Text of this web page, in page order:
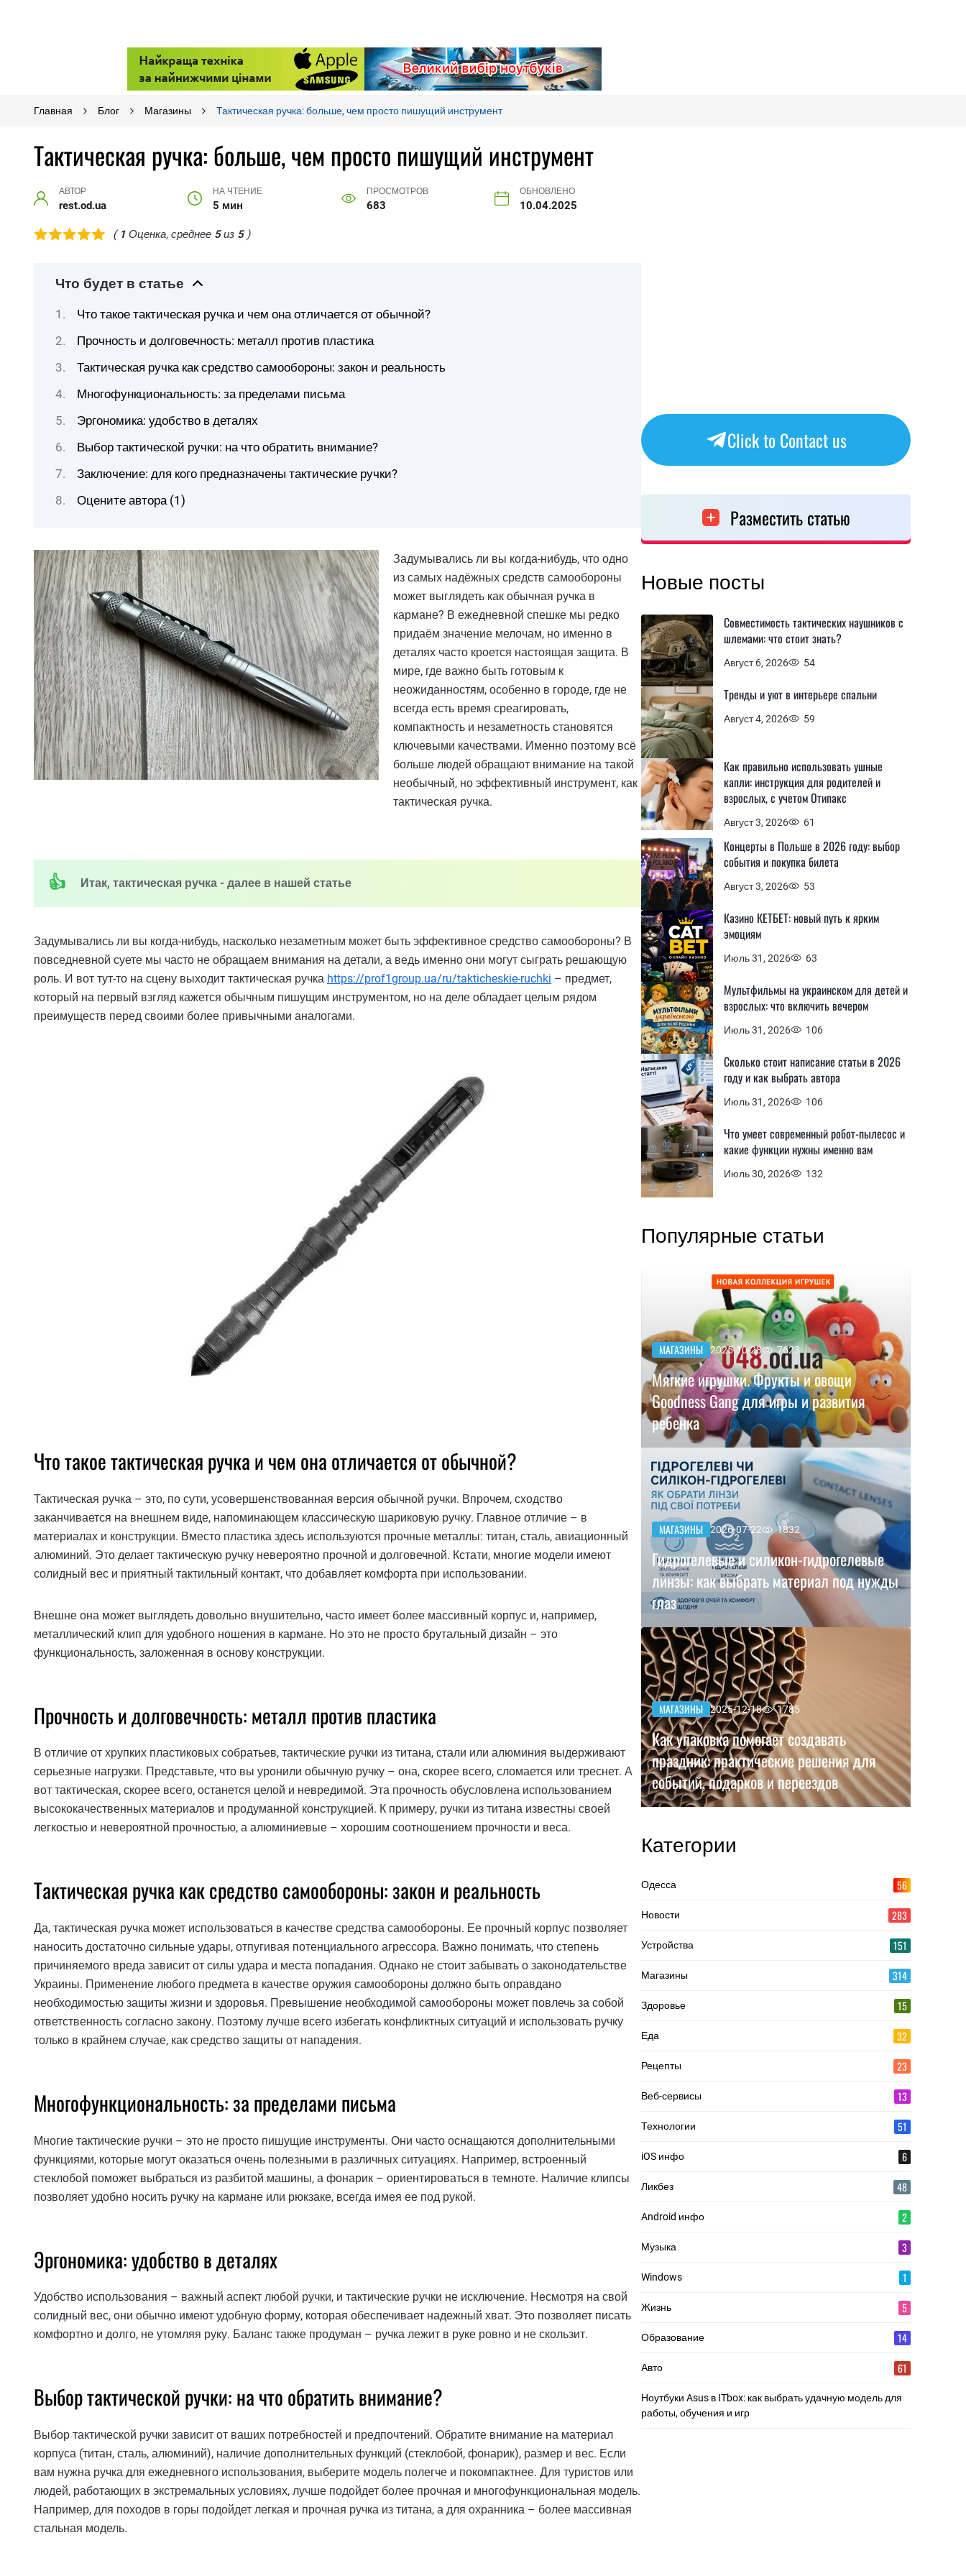
Главная Блог Магазины Тактическая ручка: больше, чем просто пишущий инструмент
Тактическая ручка: больше, чем просто пишущий инструмент
АВТОР
rest.od.ua
НА ЧТЕНИЕ
5 мин
ПРОСМОТРОВ
683
ОБНОВЛЕНО
10.04.2025
( 1 Оценка, среднее 5из 5)
Что будет в статье
Что такое тактическая ручка и чем она отличается от обычной?
Прочность и долговечность: металл против пластика
Тактическая ручка как средство самообороны: закон и реальность
Многофункциональность: за пределами письма
Эргономика: удобство в деталях
Выбор тактической ручки: на что обратить внимание?
Заключение: для кого предназначены тактические ручки?
Оцените автора (1)
Задумывались ли вы когда-нибудь, что одно
из самых надёжных средств самообороны
может выглядеть как обычная ручка в
кармане? В ежедневной спешке мы редко
придаём значение мелочам, но именно в
деталях часто кроется настоящая защита. В
мире, где важно быть готовым к
неожиданностям, особенно в городе, где не
всегда есть время среагировать,
компактность и незаметность становятся
ключевыми качествами. Именно поэтому всё
больше людей обращают внимание на такой
необычный, но эффективный инструмент, как
тактическая ручка.
Итак, тактическая ручка - далее в нашей статье
Задумывались ли вы когда-нибудь, насколько незаметным может быть эффективное средство самообороны? В
повседневной суете мы часто не обращаем внимания на детали, а ведь именно они могут сыграть решающую
роль. И вот тут-то на сцену выходит тактическая ручка https://prof1group.ua/ru/takticheskie-ruchki – предмет,
который на первый взгляд кажется обычным пишущим инструментом, но на деле обладает целым рядом
преимуществ перед своими более привычными аналогами.
Что такое тактическая ручка и чем она отличается от обычной?
Тактическая ручка – это, по сути, усовершенствованная версия обычной ручки. Впрочем, сходство
заканчивается на внешнем виде, напоминающем классическую шариковую ручку. Главное отличие – в
материалах и конструкции. Вместо пластика здесь используются прочные металлы: титан, сталь, авиационный
алюминий. Это делает тактическую ручку невероятно прочной и долговечной. Кстати, многие модели имеют
солидный вес и приятный тактильный контакт, что добавляет комфорта при использовании.
Внешне она может выглядеть довольно внушительно, часто имеет более массивный корпус и, например,
металлический клип для удобного ношения в кармане. Но это не просто брутальный дизайн – это
функциональность, заложенная в основу конструкции.
Прочность и долговечность: металл против пластика
В отличие от хрупких пластиковых собратьев, тактические ручки из титана, стали или алюминия выдерживают
серьезные нагрузки. Представьте, что вы уронили обычную ручку – она, скорее всего, сломается или треснет. А
вот тактическая, скорее всего, останется целой и невредимой. Эта прочность обусловлена использованием
высококачественных материалов и продуманной конструкцией. К примеру, ручки из титана известны своей
легкостью и невероятной прочностью, а алюминиевые – хорошим соотношением прочности и веса.
Тактическая ручка как средство самообороны: закон и реальность
Да, тактическая ручка может использоваться в качестве средства самообороны. Ее прочный корпус позволяет
наносить достаточно сильные удары, отпугивая потенциального агрессора. Важно понимать, что степень
причиняемого вреда зависит от силы удара и места попадания. Однако не стоит забывать о законодательстве
Украины. Применение любого предмета в качестве оружия самообороны должно быть оправдано
необходимостью защиты жизни и здоровья. Превышение необходимой самообороны может повлечь за собой
ответственность согласно закону. Поэтому лучше всего избегать конфликтных ситуаций и использовать ручку
только в крайнем случае, как средство защиты от нападения.
Многофункциональность: за пределами письма
Многие тактические ручки – это не просто пишущие инструменты. Они часто оснащаются дополнительными
функциями, которые могут оказаться очень полезными в различных ситуациях. Например, встроенный
стеклобой поможет выбраться из разбитой машины, а фонарик – ориентироваться в темноте. Наличие клипсы
позволяет удобно носить ручку на кармане или рюкзаке, всегда имея ее под рукой.
Эргономика: удобство в деталях
Удобство использования – важный аспект любой ручки, и тактические ручки не исключение. Несмотря на свой
солидный вес, они обычно имеют удобную форму, которая обеспечивает надежный хват. Это позволяет писать
комфортно и долго, не утомляя руку. Баланс также продуман – ручка лежит в руке ровно и не скользит.
Выбор тактической ручки: на что обратить внимание?
Выбор тактической ручки зависит от ваших потребностей и предпочтений. Обратите внимание на материал
корпуса (титан, сталь, алюминий), наличие дополнительных функций (стеклобой, фонарик), размер и вес. Если
вам нужна ручка для ежедневного использования, выберите модель полегче и покомпактнее. Для туристов или
людей, работающих в экстремальных условиях, лучше подойдет более прочная и многофункциональная модель.
Например, для походов в горы подойдет легкая и прочная ручка из титана, а для охранника – более массивная
стальная модель.
Click to Contact us
Разместить статью
Новые посты
Август 6, 2026 54
Совместимость тактических наушников с
шлемами: что стоит знать?
Август 4, 2026 59
Тренды и уют в интерьере спальни
Август 3, 2026 61
Как правильно использовать ушные
капли: инструкция для родителей и
взрослых, с учетом Отипакс
Август 3, 2026 53
Концерты в Польше в 2026 году: выбор
события и покупка билета
Июль 31, 2026 63
Казино КЕТБЕТ: новый путь к ярким
эмоциям
Июль 31, 2026 106
Мультфильмы на украинском для детей и
взрослых: что включить вечером
Июль 31, 2026 106
Сколько стоит написание статьи в 2026
году и как выбрать автора
Июль 30, 2026 132
Что умеет современный робот-пылесос и
какие функции нужны именно вам
Популярные статьи
МАГАЗИНЫ 2025-10-28 7623
Мягкие игрушки. Фрукты и овощи
Goodness Gang для игры и развития
ребенка
МАГАЗИНЫ 2026-07-22 1832
Гидрогелевые и силикон-гидрогелевые
линзы: как выбрать материал под нужды
глаз
МАГАЗИНЫ 2025-12-18 1785
Как упаковка помогает создавать
праздник: практические решения для
событий, подарков и переездов
Категории
Одесса 56
Новости 283
Устройства 151
Магазины 314
Здоровье 15
Еда 32
Рецепты 23
Веб-сервисы 13
Технологии 51
iOS инфо 6
Ликбез 48
Android инфо 2
Музыка 3
Windows 1
Жизнь 5
Образование 14
Авто 61
Ноутбуки Asus в ITbox: как выбрать удачную модель для
работы, обучения и игр